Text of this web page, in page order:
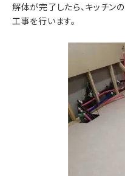
解体が完了したら、キッチン
工事を行います。